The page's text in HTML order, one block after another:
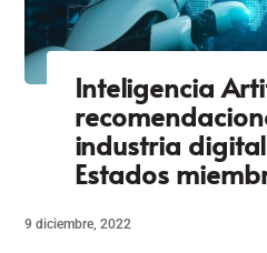
Inteligencia
industria
Estados
9 diciembre, 2022